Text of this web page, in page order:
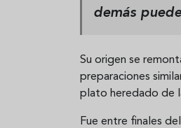
demás
Su origen se
preparaciones
plato heredado de
Fue entre finales